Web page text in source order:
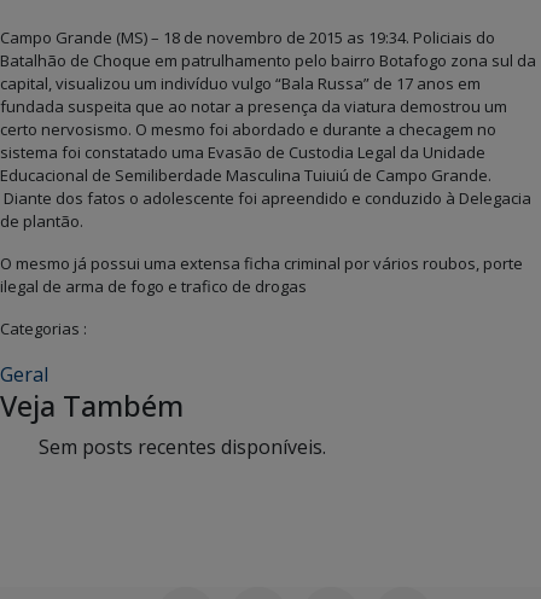
Campo Grande (MS) – 18 de novembro de 2015 as 19:34. Policiais do
Batalhão de Choque em patrulhamento pelo bairro Botafogo zona sul da
capital, visualizou um indivíduo vulgo “Bala Russa” de 17 anos em
fundada suspeita que ao notar a presença da viatura demostrou um
certo nervosismo. O mesmo foi abordado e durante a checagem no
sistema foi constatado uma Evasão de Custodia Legal da Unidade
Educacional de Semiliberdade Masculina Tuiuiú de Campo Grande.
Diante dos fatos o adolescente foi apreendido e conduzido à Delegacia
de plantão.
O mesmo já possui uma extensa ficha criminal por vários roubos, porte
ilegal de arma de fogo e trafico de drogas
Categorias :
Geral
Veja Também
Sem posts recentes disponíveis.